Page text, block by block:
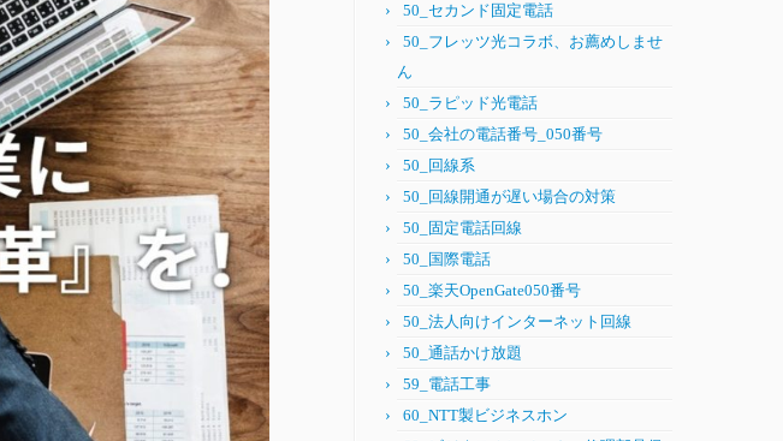
50_セカンド固定電話
50_フレッツ光コラボ、お薦めしませ
ん
50_ラピッド光電話
50_会社の電話番号_050番号
50_回線系
50_回線開通が遅い場合の対策
50_固定電話回線
50_国際電話
50_楽天OpenGate050番号
50_法人向けインターネット回線
50_通話かけ放題
59_電話工事
60_NTT製ビジネスホン